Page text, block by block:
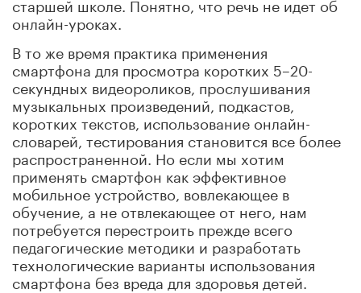
онлайн-уроках.
В то же время практика применения
смартфона для просмотра коротких 5–20-
секундных видеороликов, прослушивания
музыкальных произведений, подкастов,
коротких текстов, использование онлайн-
словарей, тестирования становится все более
распространенной. Но если мы хотим
применять смартфон как эффективное
мобильное устройство, вовлекающее в
обучение, а не отвлекающее от него, нам
потребуется перестроить прежде всего
педагогические методики и разработать
технологические варианты использования
смартфона без вреда для здоровья детей.